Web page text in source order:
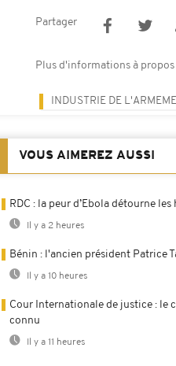
Partager
Plus d'informations à propos
INDUSTRIE DE
VOUS AIMEREZ AUSSI
RDC : la peur d’Ebola détourne
Il y a 2 heures
Bénin : l'ancien président Patrice
Il y a 10 heures
Cour Internationale de justice : le
connu
Il y a 11 heures